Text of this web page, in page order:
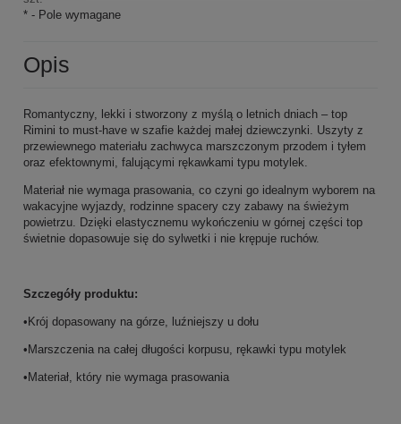
* - Pole wymagane
Opis
Romantyczny, lekki i stworzony z myślą o letnich dniach – top
Rimini to must-have w szafie każdej małej dziewczynki. Uszyty z
przewiewnego materiału zachwyca marszczonym przodem i tyłem
oraz efektownymi, falującymi rękawkami typu motylek.
Materiał nie wymaga prasowania, co czyni go idealnym wyborem na
wakacyjne wyjazdy, rodzinne spacery czy zabawy na świeżym
powietrzu. Dzięki elastycznemu wykończeniu w górnej części top
świetnie dopasowuje się do sylwetki i nie krępuje ruchów.
Szczegóły produktu:
•Krój dopasowany na górze, luźniejszy u dołu
•Marszczenia na całej długości korpusu, rękawki typu motylek
•Materiał, który nie wymaga prasowania